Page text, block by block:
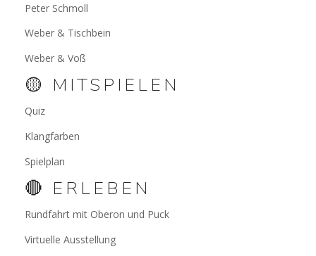
Peter Schmoll
Weber & Tischbein
Weber & Voß
🟡 MITSPIELEN
Quiz
Klangfarben
Spielplan
🔴 ERLEBEN
Rundfahrt mit Oberon und Puck
Virtuelle Ausstellung